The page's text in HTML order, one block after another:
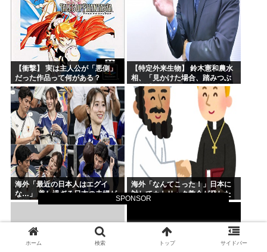
SPONSOR
【衝撃】 実は主人公が「悪側」
だった作品って何がある？
【特定外来生物】 鈴木憲和農水
相、「見かけた場合、踏みつぶ
す等捕殺をお願いします」投稿
が反響
海外「最近の日本人はエグイ
な…」 美し過ぎる日本の夫婦が
W杯で世界に見つかってしまう
海外「なんてこった！」日本に
対してカトリック教会が発した
声明に海外からコメントが殺到
ホーム 検索 トップ サイドバー